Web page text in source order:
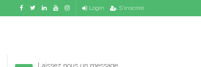
Login S'inscrire